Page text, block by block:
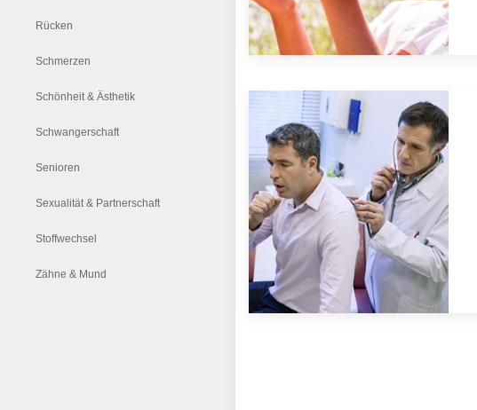
Rücken
Schmerzen
Schönheit & Ästhetik
Schwangerschaft
Senioren
Sexualität & Partnerschaft
Stoffwechsel
Zähne & Mund